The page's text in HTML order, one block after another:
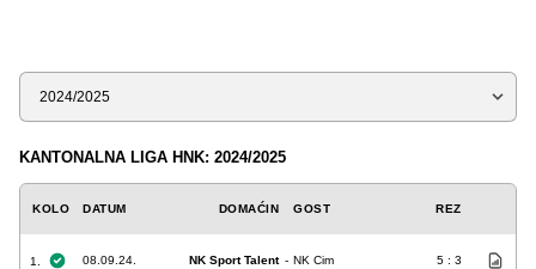
Sezona
KANTONALNA LIGA HNK: 2024/2025
KOLO DATUM DOMAĆIN GOST REZ
1. 08.09.24. NK Sport Talent - NK Cim 5 : 3